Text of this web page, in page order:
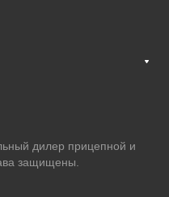
дилер прицепной и
защищены.